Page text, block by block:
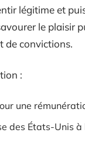
légitime et
le plaisir
de convictions.
:
une
des États-Unis à